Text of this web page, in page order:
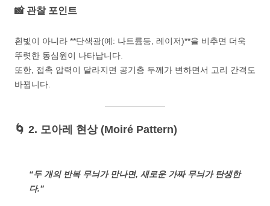
📸 관찰 포인트
흰빛이 아니라 **단색광(예: 나트륨등, 레이저)**을 비추면 더욱
뚜렷한 동심원이 나타납니다.
또한, 접촉 압력이 달라지면 공기층 두께가 변하면서 고리 간격도
바뀝니다.
🌀 2. 모아레 현상 (Moiré Pattern)
“두 개의 반복 무늬가 만나면, 새로운 가짜 무늬가 탄생한
다.”